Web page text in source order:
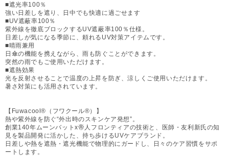
■遮光率100％
強い日差しを遮り、日中でも快適に過ごせます
■UV遮蔽率100％
紫外線を徹底ブロックするUV遮蔽率100％仕様。
日差しが気になる季節に、頼れるUV対策アイテムです。
■晴雨兼用
日傘の機能を携えながら、雨も防ぐことができます。
突然の雨でもご使用いただけます。
■遮熱効果
光を反射させることで温度の上昇を防ぎ、涼しくご使用いただけます。
暑さ対策にも活用されています。
【Fuwacool®（フワクール®）】
熱や紫外線を防ぐ“外出時のスキンケア発想”。
創業140年ムーンバットx帝人フロンティアの技術と、医師・友利新氏の知
見を製品開発に活かした、持ち歩けるUVケアブランド。
日差しや熱を遮熱・遮光機能で物理的にガードし、日々のケア習慣をサポ
ートします。